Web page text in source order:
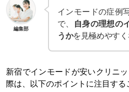
編集部
インモードの症例
で、
自身の理想の
うかを見極めやすく
新宿でインモードが安いクリニ
際は、以下のポイントに注目する